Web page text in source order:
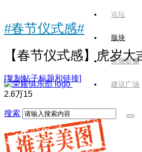
论坛
版块
荣耀影像
建议广场
搜索
#春节仪式感#
【春节仪式感】虎岁大
[复制帖子标题和链接]
2.6万15